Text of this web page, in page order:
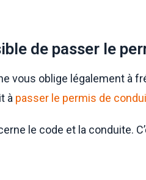
de passer le
vous oblige légalement à
à passer le permis de
le code et la conduite.